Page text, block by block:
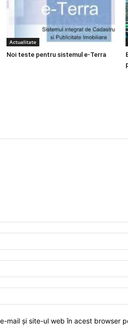
Actualitate
Noi teste pentru sistemul e-Terra
mail și site-ul web în acest browser